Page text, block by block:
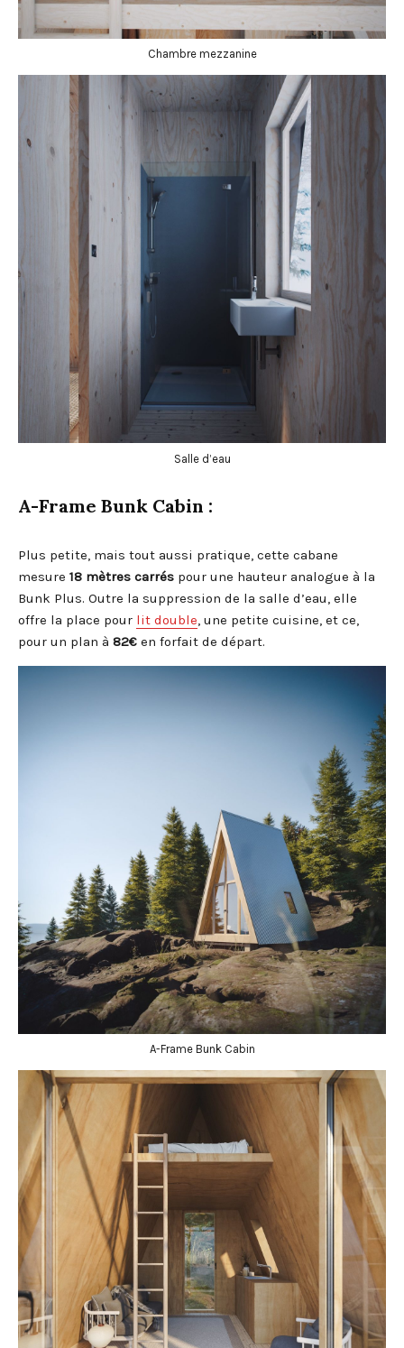
Chambre mezzanine
Salle d’eau
A-Frame Bunk Cabin :
Plus petite, mais tout aussi pratique, cette cabane
mesure 18 mètres carrés pour une hauteur analogue à la
Bunk Plus. Outre la suppression de la salle d’eau, elle
offre la place pour lit double, une petite cuisine, et ce,
pour un plan à 82€ en forfait de départ.
A-Frame Bunk Cabin